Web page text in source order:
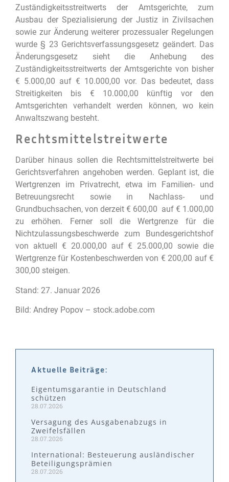
Zuständigkeitsstreitwerts der Amtsgerichte, zum
Ausbau der Spezialisierung der Justiz in Zivilsachen
sowie zur Änderung weiterer prozessualer Regelungen
wurde § 23 Gerichtsverfassungsgesetz geändert. Das
Änderungsgesetz sieht die Anhebung des
Zuständigkeitsstreitwerts der Amtsgerichte von bisher
€ 5.000,00 auf € 10.000,00 vor. Das bedeutet, dass
Streitigkeiten bis € 10.000,00 künftig vor den
Amtsgerichten verhandelt werden können, wo kein
Anwaltszwang besteht.
Rechtsmittelstreitwerte
Darüber hinaus sollen die Rechtsmittelstreitwerte bei
Gerichtsverfahren angehoben werden. Geplant ist, die
Wertgrenzen im Privatrecht, etwa im Familien- und
Betreuungsrecht sowie in Nachlass- und
Grundbuchsachen, von derzeit € 600,00 auf € 1.000,00
zu erhöhen. Ferner soll die Wertgrenze für die
Nichtzulassungsbeschwerde zum Bundesgerichtshof
von aktuell € 20.000,00 auf € 25.000,00 sowie die
Wertgrenze für Kostenbeschwerden von € 200,00 auf €
300,00 steigen.
Stand: 27. Januar 2026
Bild: Andrey Popov – stock.adobe.com
Aktuelle Beiträge:
Eigentumsgarantie in Deutschland
schützen
28.07.2026
Versagung des Ausgabenabzugs in
Zweifelsfällen
28.07.2026
International: Besteuerung ausländischer
Beteiligungsprämien
28.07.2026